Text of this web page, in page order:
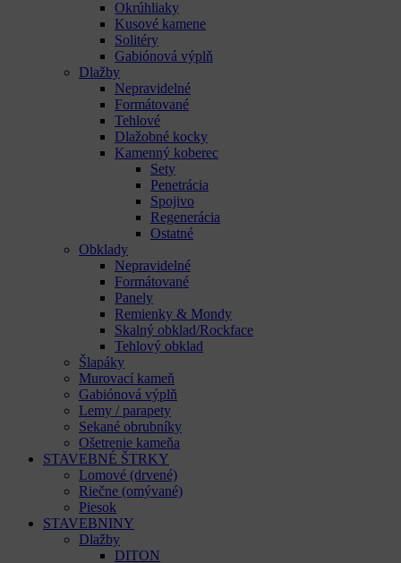
Okrúhliaky
Kusové kamene
Solitéry
Gabiónová výplň
Dlažby
Nepravidelné
Formátované
Tehlové
Dlažobné kocky
Kamenný koberec
Sety
Penetrácia
Spojivo
Regenerácia
Ostatné
Obklady
Nepravidelné
Formátované
Panely
Remienky & Mondy
Skalný obklad/Rockface
Tehlový obklad
Šlapáky
Murovací kameň
Gabiónová výplň
Lemy / parapety
Sekané obrubníky
Ošetrenie kameňa
STAVEBNÉ ŠTRKY
Lomové (drvené)
Riečne (omývané)
Piesok
STAVEBNINY
Dlažby
DITON